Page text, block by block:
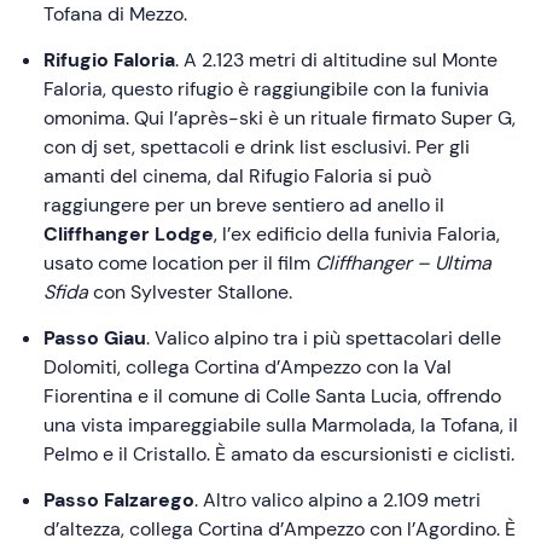
Tofana di Mezzo.
Rifugio Faloria. A 2.123 metri di altitudine sul Monte
Faloria, questo rifugio è raggiungibile con la funivia
omonima. Qui l’après-ski è un rituale firmato Super G,
con dj set, spettacoli e drink list esclusivi. Per gli
amanti del cinema, dal Rifugio Faloria si può
raggiungere per un breve sentiero ad anello il
Cliffhanger Lodge, l’ex edificio della funivia Faloria,
usato come location per il film Cliffhanger – Ultima
Sfidacon Sylvester Stallone.
Passo Giau. Valico alpino tra i più spettacolari delle
Dolomiti, collega Cortina d’Ampezzo con la Val
Fiorentina e il comune di Colle Santa Lucia, offrendo
una vista impareggiabile sulla Marmolada, la Tofana, il
Pelmo e il Cristallo. È amato da escursionisti e ciclisti.
Passo Falzarego. Altro valico alpino a 2.109 metri
d’altezza, collega Cortina d’Ampezzo con l’Agordino. È